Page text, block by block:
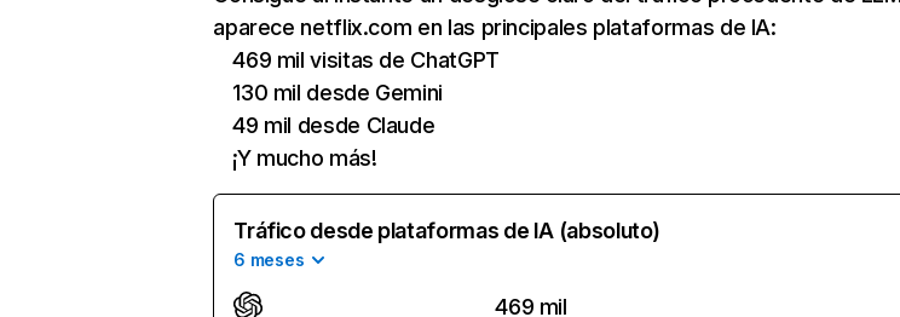
aparece netflix.com en las principales plataformas de IA:
469 mil visitas de ChatGPT
130 mil desde Gemini
49 mil desde Claude
¡Y mucho más!
Tráfico desde plataformas de IA (absoluto)
6 meses
469 mil